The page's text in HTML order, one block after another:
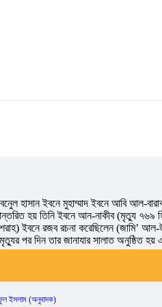
হাসান ইবনে মুহাম্মাদ ইবনে আবি আল-
হয় তিনি ইবনে আন-নাকীব (মৃত্যু
ইবনে রজব রচনা করেছিলেন (জামি’
দিন তার জানাযার সালাত অনুষ্ঠিত হয়
ইসলাম (অনুবাদক)